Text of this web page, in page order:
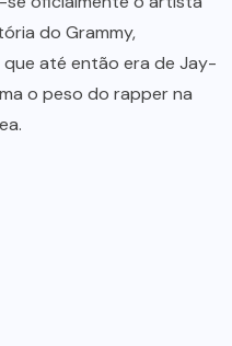
do Grammy,
até então era de Jay-
o peso do rapper na